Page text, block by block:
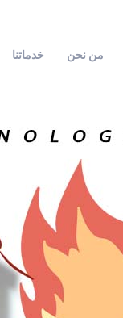
من نحن خدماتنا